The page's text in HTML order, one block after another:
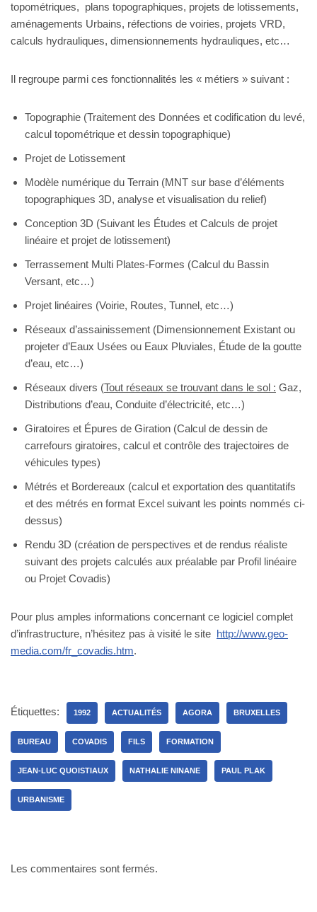
topométriques, plans topographiques, projets de lotissements,
aménagements Urbains, réfections de voiries, projets VRD,
calculs hydrauliques, dimensionnements hydrauliques, etc…
Il regroupe parmi ces fonctionnalités les « métiers » suivant :
Topographie (Traitement des Données et codification du levé,
calcul topométrique et dessin topographique)
Projet de Lotissement
Modèle numérique du Terrain (MNT sur base d’éléments
topographiques 3D, analyse et visualisation du relief)
Conception 3D (Suivant les Études et Calculs de projet
linéaire et projet de lotissement)
Terrassement Multi Plates-Formes (Calcul du Bassin
Versant, etc…)
Projet linéaires (Voirie, Routes, Tunnel, etc…)
Réseaux d’assainissement (Dimensionnement Existant ou
projeter d’Eaux Usées ou Eaux Pluviales, Étude de la goutte
d’eau, etc…)
Réseaux divers (Tout réseaux se trouvant dans le sol : Gaz,
Distributions d’eau, Conduite d’électricité, etc…)
Giratoires et Épures de Giration (Calcul de dessin de
carrefours giratoires, calcul et contrôle des trajectoires de
véhicules types)
Métrés et Bordereaux (calcul et exportation des quantitatifs
et des métrés en format Excel suivant les points nommés ci-
dessus)
Rendu 3D (création de perspectives et de rendus réaliste
suivant des projets calculés aux préalable par Profil linéaire
ou Projet Covadis)
Pour plus amples informations concernant ce logiciel complet
d’infrastructure, n’hésitez pas à visité le site http://www.geo-
media.com/fr_covadis.htm.
Étiquettes: 1992 ACTUALITÉS AGORA BRUXELLES
BUREAU COVADIS FILS FORMATION
JEAN-LUC QUOISTIAUX NATHALIE NINANE PAUL PLAK
URBANISME
Les commentaires sont fermés.